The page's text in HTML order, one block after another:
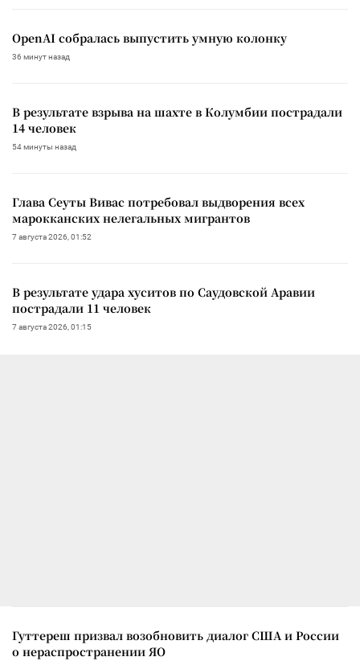
OpenAI собралась выпустить умную колонку
36 минут назад
В результате взрыва на шахте в Колумбии пострадали
14 человек
54 минуты назад
Глава Сеуты Вивас потребовал выдворения всех
марокканских нелегальных мигрантов
7 августа 2026, 01:52
В результате удара хуситов по Саудовской Аравии
пострадали 11 человек
7 августа 2026, 01:15
Гуттереш призвал возобновить диалог США и России
о нераспространении ЯО